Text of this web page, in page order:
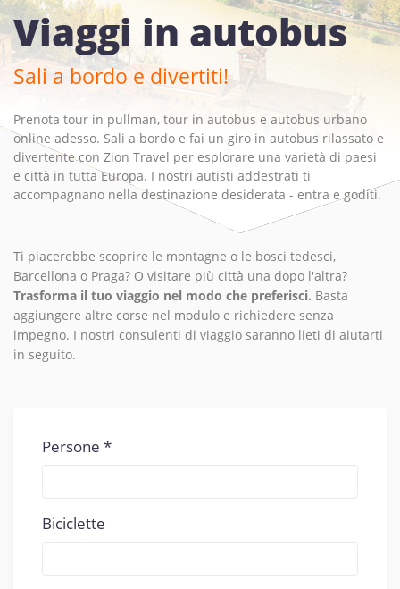
Viaggi in autobus
Sali a bordo e divertiti!
Prenota tour in pullman, tour in autobus e autobus urbano
online adesso. Sali a bordo e fai un giro in autobus rilassato e
divertente con Zion Travel per esplorare una varietà di paesi
e città in tutta Europa. I nostri autisti addestrati ti
accompagnano nella destinazione desiderata - entra e goditi.
Ti piacerebbe scoprire le montagne o le bosci tedesci,
Barcellona o Praga? O visitare più città una dopo l'altra?
Trasforma il tuo viaggio nel modo che preferisci. Basta
aggiungere altre corse nel modulo e richiedere senza
impegno. I nostri consulenti di viaggio saranno lieti di aiutarti
in seguito.
Persone
Biciclette